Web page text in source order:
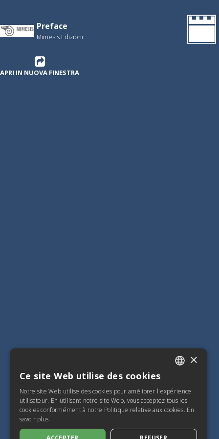
Preface
Mimesis Edizioni
APRI IN NUOVA FINESTRA
SPANISH
FRENCH
ENGLISH
×
Ce site Web utilise des cookies
Notre site Web utilise des cookies pour améliorer l'expérience
utilisateur. En utilisant notre site Web, vous acceptez tous les
cookies conformément à notre Politique relative aux cookies. En
savoir plus